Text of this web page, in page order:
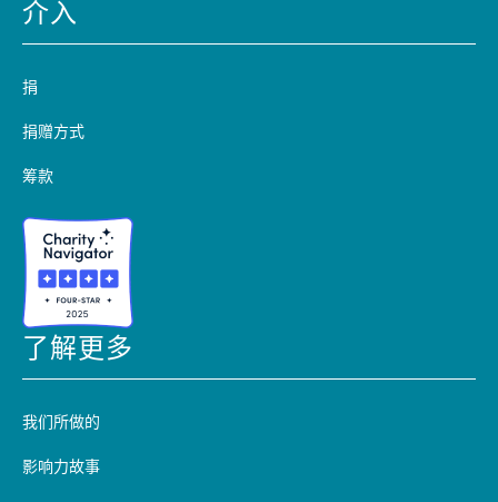
介入
捐
捐赠方式
筹款
了解更多
我们所做的
影响力故事